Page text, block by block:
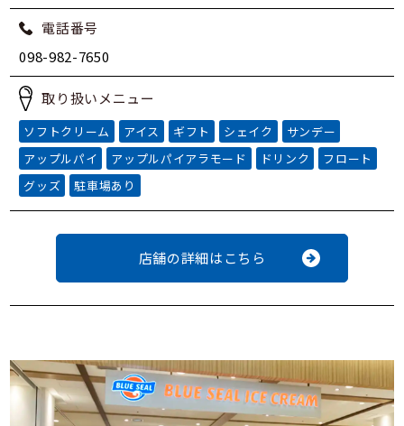
電話番号
098-982-7650
取り扱いメニュー
ソフトクリーム アイス ギフト シェイク
サンデー
アップルパイ
アップルパイアラモード ドリンク
フロート
グッズ
駐車場あり
店舗の詳細はこちら